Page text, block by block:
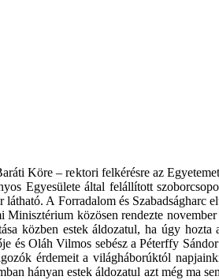
Köre – rektori felkérésre az
Egyesülete által felállított
A Forradalom és
közösen rendezte
közben estek áldozatul, ha úgy
és Oláh Vilmos sebész a Péterffy
érdemeit a világháborúktól
hányan estek áldozatul azt még ma